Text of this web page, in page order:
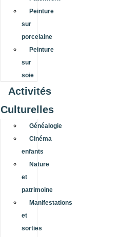
Peinture
sur
porcelaine
Peinture
sur
soie
Activités
Culturelles
Généalogie
Cinéma
enfants
Nature
et
patrimoine
Manifestations
et
sorties